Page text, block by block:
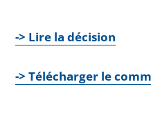
-> Lire la décision
-> Télécharger le